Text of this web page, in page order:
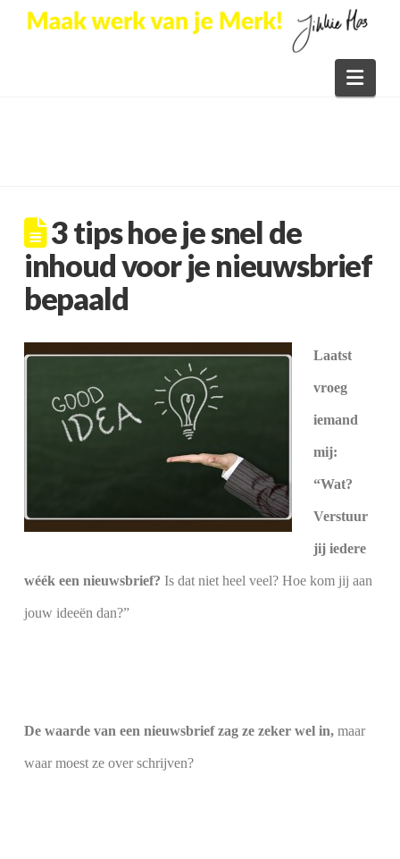
3 tips hoe je snel de
inhoud voor je nieuwsbrief
bepaald
Laatst
vroeg
iemand
mij:
“Wat?
Verstuur
jij iedere
wéék een nieuwsbrief? Is dat niet heel veel? Hoe kom jij aan
jouw ideeën dan?”
De waarde van een nieuwsbrief zag ze zeker wel in,maar
waar moest ze over schrijven?